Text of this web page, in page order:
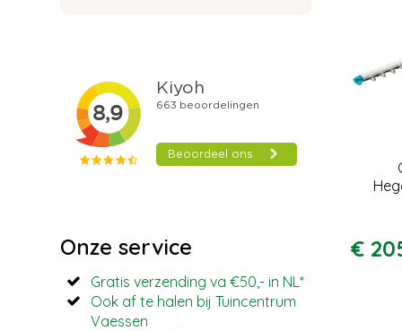
€
Onze service
Gratis verzending va €50,- in NL*
Ook af te halen bij Tuincentrum
Vaessen